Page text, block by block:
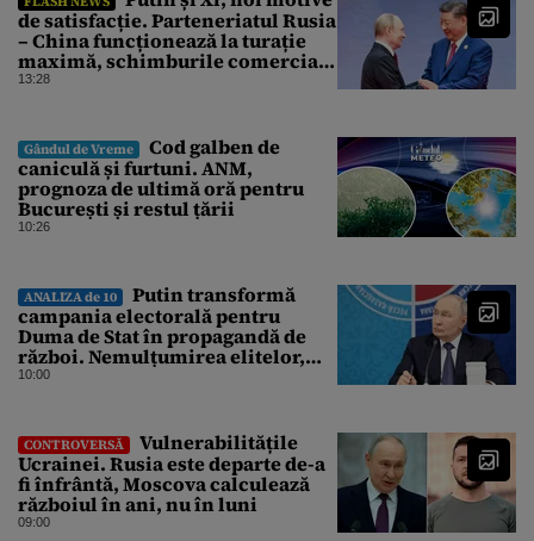
de satisfacție. Parteneriatul Rusia
– China funcționează la turație
maximă, schimburile comerciale
ating niveluri record
13:28
Gândul de Vreme
Cod galben de
caniculă și furtuni. ANM,
prognoza de ultimă oră pentru
București și restul țării
10:26
ANALIZA de 10
Putin transformă
campania electorală pentru
Duma de Stat în propagandă de
război. Nemulțumirea elitelor,
tratată cu indiferență la Kremlin
10:00
CONTROVERSĂ
Vulnerabilitățile
Ucrainei. Rusia este departe de-a
fi înfrântă, Moscova calculează
războiul în ani, nu în luni
09:00